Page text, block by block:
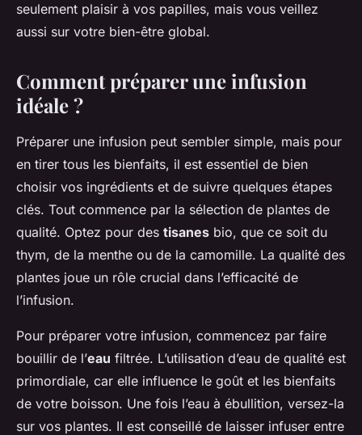
seulement plaisir à vos papilles, mais vous veillez
aussi sur votre bien-être global.
Comment préparer une infusion
idéale ?
Préparer une infusion peut sembler simple, mais pour
en tirer tous les bienfaits, il est essentiel de bien
choisir vos ingrédients et de suivre quelques étapes
clés. Tout commence par la sélection de plantes de
qualité. Optez pour des tisanes bio, que ce soit du
thym, de la menthe ou de la camomille. La qualité des
plantes joue un rôle crucial dans l’efficacité de
l’infusion.
Pour préparer votre infusion, commencez par faire
bouillir de l’eau filtrée. L’utilisation d’eau de qualité est
primordiale, car elle influence le goût et les bienfaits
de votre boisson. Une fois l’eau à ébullition, versez-la
sur vos plantes. Il est conseillé de laisser infuser entre